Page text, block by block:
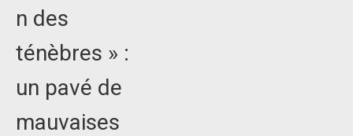
n des
ténèbres » :
un pavé de
mauvaises